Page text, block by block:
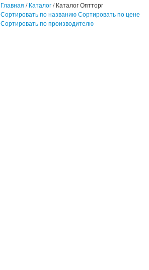
Главная /Каталог/Каталог Оптторг
Сортировать по названию Сортировать по цене
Сортировать по производителю